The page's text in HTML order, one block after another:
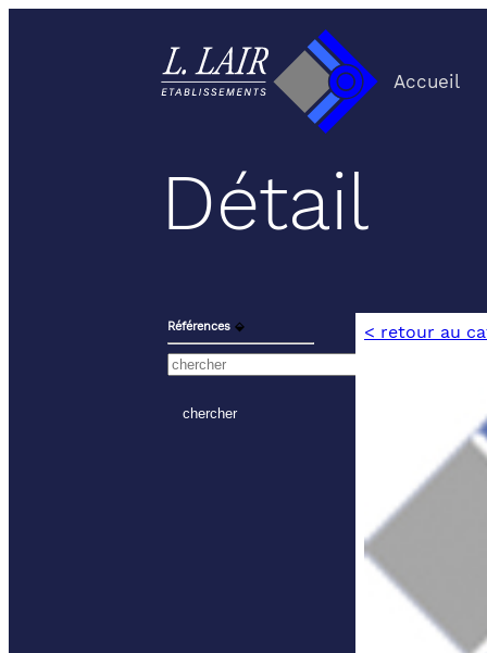
Accueil
Détail
Références ⬙ < retour au